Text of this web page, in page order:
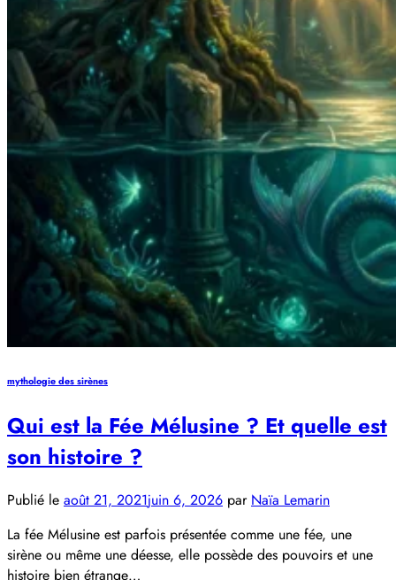
mythologie des sirènes
Qui est la Fée Mélusine ? Et quelle est
son histoire ?
Publié le août 21, 2021juin 6, 2026 par Naïa Lemarin
La fée Mélusine est parfois présentée comme une fée, une
sirène ou même une déesse, elle possède des pouvoirs et une
histoire bien étrange…